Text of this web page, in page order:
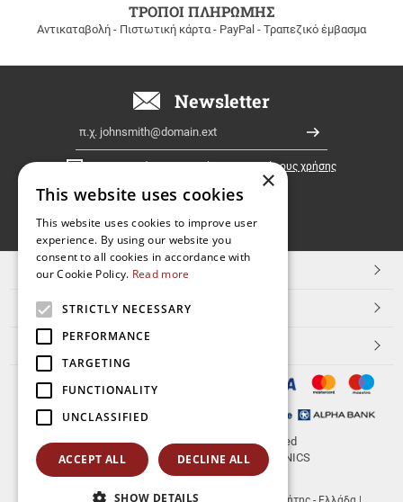
όλη
ΤΡΟΠΟΙ ΠΛΗΡΩΜΗΣ
Αντικαταβολή - Πιστωτική κάρτα - PayPal - Τραπεζικό έμβασμα
Newsletter
Εγγραφή
Έχω διαβάσει κι αποδέχομαι τουςόρους χρήσης
FOLLOW
US
TOP ΚΑΤΗΓΟΡΙΕΣ
ΕΞΥΠΗΡΕΤΗΣΗ ΠΕΛΑΤΩΝ
Aerakis.net
© 2026 aerakis.netAll rights reserved
Designed & developed byNETMECHANICS
×
This website uses cookies
This website uses cookies to improve user
experience. By using our website you
consent to all cookies in accordance with
our Cookie Policy. Read more
STRICTLY NECESSARY
PERFORMANCE
TARGETING
FUNCTIONALITY
UNCLASSIFIED
ACCEPT ALL DECLINE ALL
SHOW DETAILS